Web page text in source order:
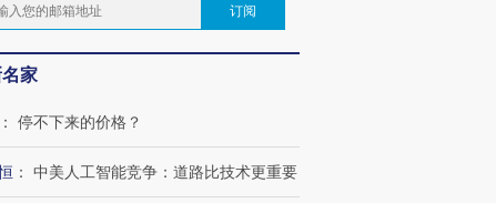
订阅
家
： 停不下来的价格？
： 中美人工智能竞争：道路比技术更重要